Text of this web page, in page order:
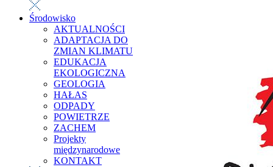
Środowisko
AKTUALNOŚCI
ADAPTACJA DO
ZMIAN KLIMATU
EDUKACJA
EKOLOGICZNA
GEOLOGIA
HAŁAS
ODPADY
POWIETRZE
ZACHEM
Projekty
międzynarodowe
KONTAKT